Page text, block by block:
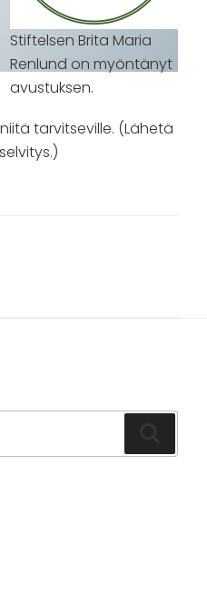
Stiftelsen Brita Maria
Renlund on myöntänyt
avustuksen.
niitä tarvitseville. (Lähetä